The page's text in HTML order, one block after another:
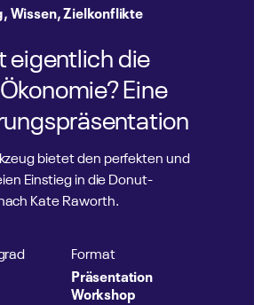
,Wissen,Zielkonflikte
eigentlich die
Eine
bietet den perfekten und
Einstieg in die Donut-
Kate Raworth.
Format
Präsentation
Workshop